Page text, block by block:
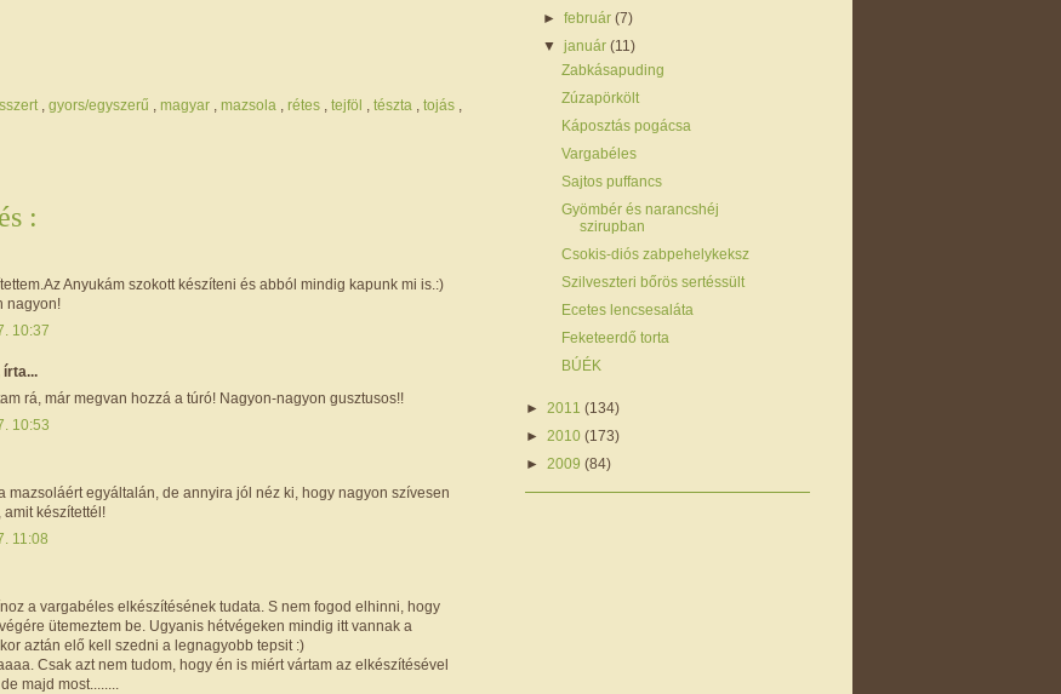
gyors/egyszerű magyar mazsola rétes tejföl tészta tojás
:
Anyukám szokott készíteni és abból mindig kapunk mi is.:)
nagyon!
10:37
írta...
rá, már megvan hozzá a túró! Nagyon-nagyon gusztusos!!
10:53
mazsoláért egyáltalán, de annyira jól néz ki, hogy nagyon szívesen
készítettél!
11:08
a vargabéles elkészítésének tudata. S nem fogod elhinni, hogy
ütemeztem be. Ugyanis hétvégeken mindig itt vannak a
aztán elő kell szedni a legnagyobb tepsit :)
Csak azt nem tudom, hogy én is miért vártam az elkészítésével
majd most........
►február(7)
▼január(11)
Zabkásapuding
Zúzapörkölt
Káposztás pogácsa
Vargabéles
Sajtos puffancs
Gyömbér és narancshéj
szirupban
Csokis-diós zabpehelykeksz
Szilveszteri bőrös sertéssült
Ecetes lencsesaláta
Feketeerdő torta
BÚÉK
► 2011 (134)
► 2010 (173)
► 2009 (84)